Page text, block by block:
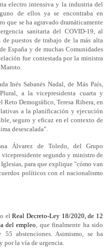
electro intensiva y la industria del
de ellos ya se encontraba en
que se ha agravado dramáticamente
sanitaria del COVID-19, al
puestos de trabajo de la más alta
España y de muchas Comunidades
fue contestada por la ministra
Inés Sabanés Nadal, de Más País,
a la vicepresidenta cuarta y
Demográfico, Teresa Ribera, en
a la planificación y ejecución
seguro y eficaz en el contexto de
desescalada".
Álvarez de Toledo, del Grupo
segundo y ministro de
para que explique "cómo van
políticos con el nacionalismo
elReal Decreto-Ley 18/2020, de 12
del empleo , que finalmente ha sido
abstenciones. Asimismo, se ha
por la vía de urgencia.